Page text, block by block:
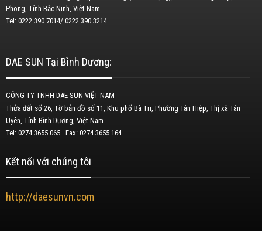
Phong, Tỉnh Bắc Ninh, Việt Nam
Tel: 0222 390 7014/ 0222 390 3214
DAE SUN Tại Bình Dương:
CÔNG TY TNHH DAE SUN VIỆT NAM
Thửa đất số 26, Tờ bản đồ số 11, Khu phố Bà Tri, Phường Tân Hiệp, Thị xã Tân
Uyên, Tỉnh Bình Dương, Việt Nam
Tel: 0274 3655 065 . Fax: 0274 3655 164
Kết nối với chúng tôi
http://daesunvn.com